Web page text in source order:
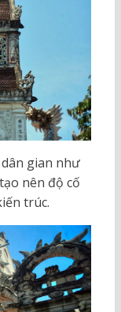
gian như
nên độ cố
trúc.